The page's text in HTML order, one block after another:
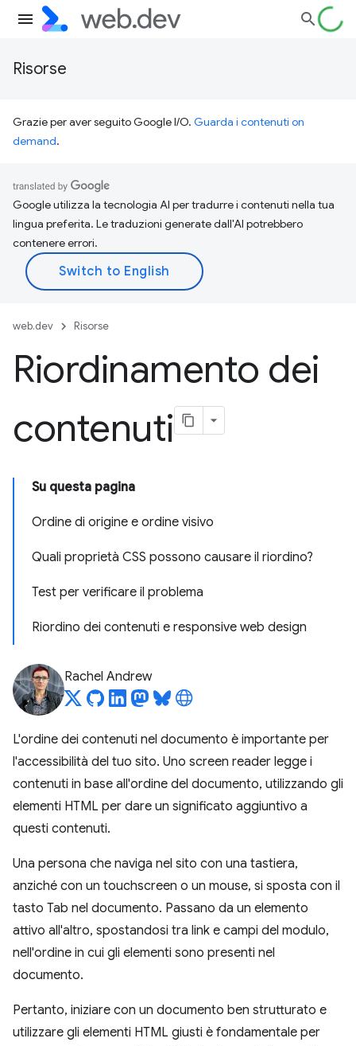
Risorse
Grazie per aver seguito Google I/O. Guarda i contenuti on
demand.
Google utilizza la tecnologia AI per tradurre i contenuti nella tua
lingua preferita. Le traduzioni generate dall'AI potrebbero
contenere errori.
web.dev Risorse
Riordinamento dei
contenuti
Su questa pagina
Ordine di origine e ordine visivo
Quali proprietà CSS possono causare il riordino?
Test per verificare il problema
Riordino dei contenuti e responsive web design
Rachel Andrew
L'ordine dei contenuti nel documento è importante per
l'accessibilità del tuo sito. Uno screen reader legge i
contenuti in base all'ordine del documento, utilizzando gli
elementi HTML per dare un significato aggiuntivo a
questi contenuti.
Una persona che naviga nel sito con una tastiera,
anziché con un touchscreen o un mouse, si sposta con il
tasto Tab nel documento. Passano da un elemento
attivo all'altro, spostandosi tra link e campi del modulo,
nell'ordine in cui gli elementi sono presenti nel
documento.
Pertanto, iniziare con un documento ben strutturato e
utilizzare gli elementi HTML giusti è fondamentale per